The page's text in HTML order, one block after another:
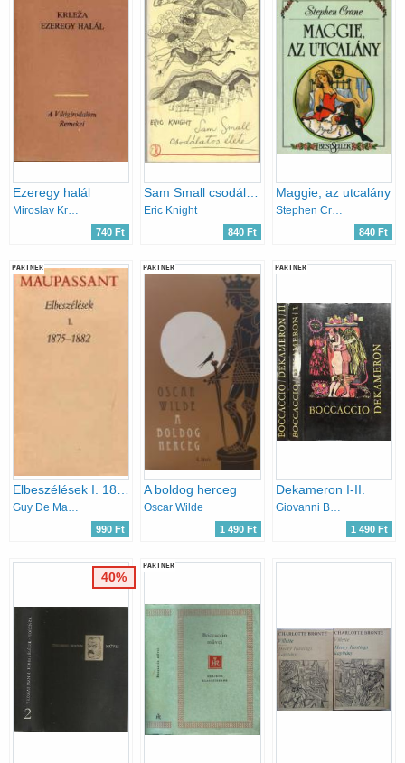
Ezeregy halál
740 Ft
Eric Knight
840 Ft
Maggie, az utcalány
Stephen Crane
840 Ft
PARTNER
Guy De Maupassant
990 Ft
PARTNER
A boldog herceg
Oscar Wilde
1 490 Ft
PARTNER
Dekameron I-II.
Giovanni Boccaccio
1 490 Ft
40%
PARTNER